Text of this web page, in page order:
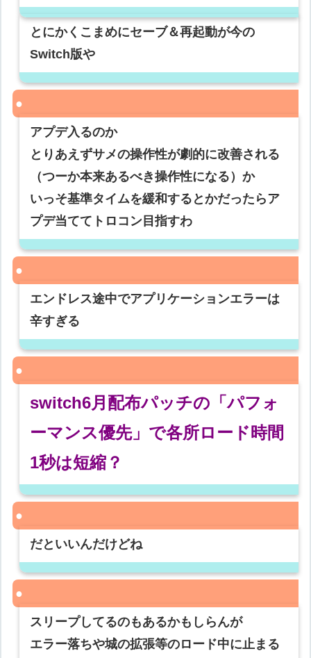
とにかくこまめにセーブ＆再起動が今の
Switch版や
アプデ入るのか
とりあえずサメの操作性が劇的に改善される
（つーか本来あるべき操作性になる）か
いっそ基準タイムを緩和するとかだったらア
プデ当ててトロコン目指すわ
エンドレス途中でアプリケーションエラーは
辛すぎる
switch6月配布パッチの「パフォ
ーマンス優先」で各所ロード時間
1秒は短縮？
だといいんだけどね
スリープしてるのもあるかもしらんが
エラー落ちや城の拡張等のロード中に止まる